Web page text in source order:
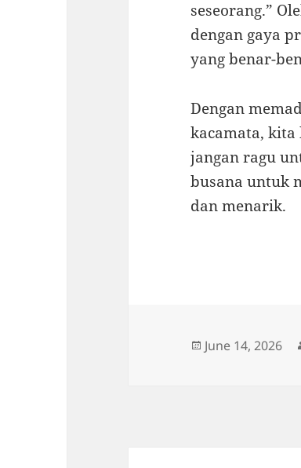
seseorang.”
dengan gaya
yang benar-
Dengan
kacamata, kita
jangan ragu
busana untuk
dan menarik.
Posted
June 14, 2026